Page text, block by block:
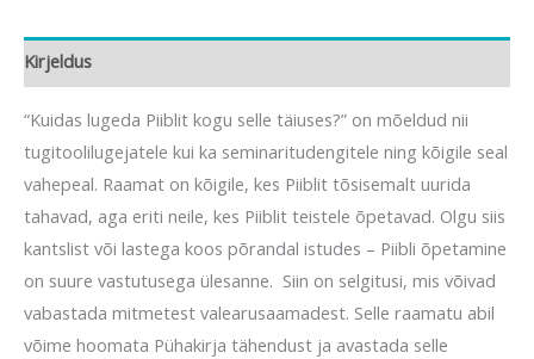
Kirjeldus
“Kuidas lugeda Piiblit kogu selle täiuses?” on mõeldud nii
tugitoolilugejatele kui ka seminaritudengitele ning kõigile seal
vahepeal. Raamat on kõigile, kes Piiblit tõsisemalt uurida
tahavad, aga eriti neile, kes Piiblit teistele õpetavad. Olgu siis
kantslist või lastega koos põrandal istudes – Piibli õpetamine
on suure vastutusega ülesanne. Siin on selgitusi, mis võivad
vabastada mitmetest valearusaamadest. Selle raamatu abil
võime hoomata Pühakirja tähendust ja avastada selle